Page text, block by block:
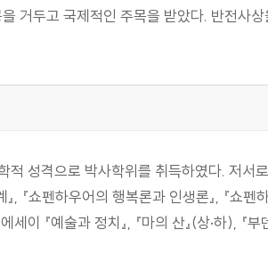
거두고 국제적인 주목을 받았다. 반전사
성격으로 박사학위를 취득하였다. 저서로
『쇼펜하우어의 행복론과 인생론』, 『쇼펜
이 『예술과 정치』, 『마의 산』(상·하), 『